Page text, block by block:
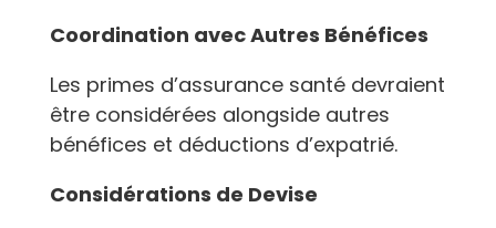
Coordination avec Autres Bénéfices
Les primes d’assurance santé devraient
être considérées alongside autres
bénéfices et déductions d’expatrié.
Considérations de Devise